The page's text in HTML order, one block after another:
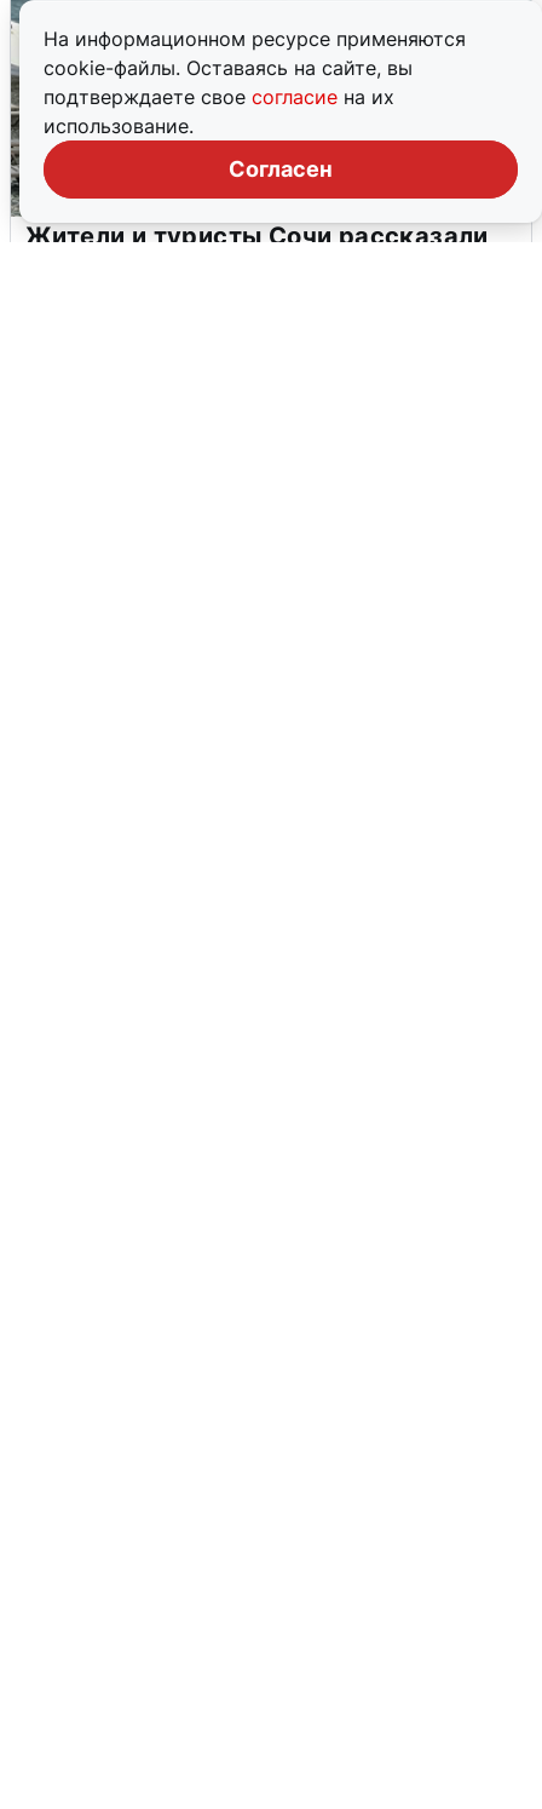
На информационном ресурсе применяются
cookie-файлы. Оставаясь на сайте, вы
подтверждаете свое согласие на их
использование.
Согласен
Жители и туристы Сочи рассказали